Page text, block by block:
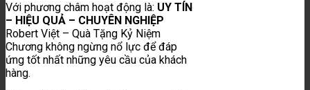
Với phương châm hoạt động là: UY TÍN
– HIỆU QUẢ – CHUYÊN NGHIỆP
Robert Việt – Quà Tặng Kỷ Niệm
Chương không ngừng nổ lực để đáp
ứng tốt nhất những yêu cầu của khách
hàng.